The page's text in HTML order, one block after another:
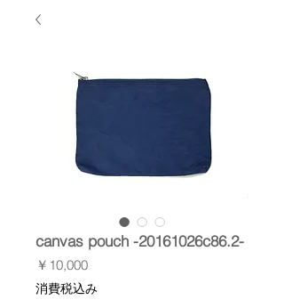
canvas pouch -20161026c86.2-
￥10,000価
格
消費税込み